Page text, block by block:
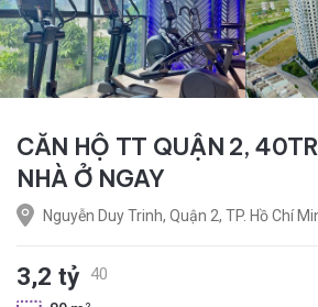
CĂN HỘ TT QUẬN 2,
NHÀ Ở NGAY
Nguyễn Duy Trinh, Quận 2, TP. Hồ Chí
3,2 tỷ 40